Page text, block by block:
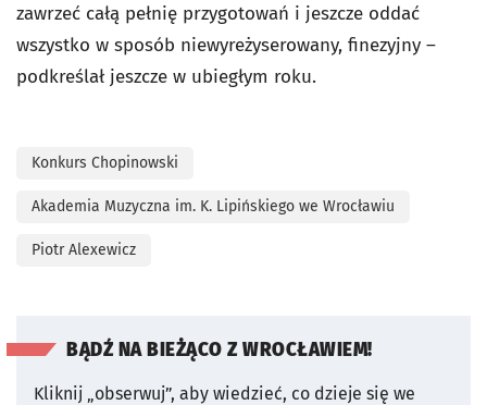
zawrzeć całą pełnię przygotowań i jeszcze oddać
wszystko w sposób niewyreżyserowany, finezyjny –
podkreślał jeszcze w ubiegłym roku.
Konkurs Chopinowski
Akademia Muzyczna im. K. Lipińskiego we Wrocławiu
Piotr Alexewicz
BĄDŹ NA BIEŻĄCO Z WROCŁAWIEM!
Kliknij „obserwuj”, aby wiedzieć, co dzieje się we